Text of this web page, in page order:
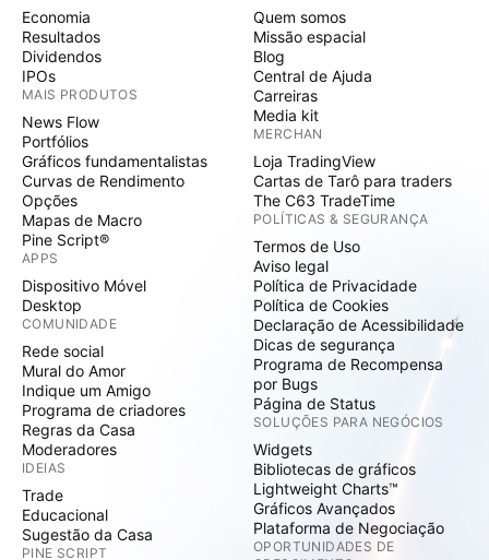
a dinâmica de máximas mais altas e mínimas mais
baixas dentro do alargamento, o cenário é de
volatilidade direcional intermitente, com
predominância de movimentos técnicos e menos
tendenciais. A perda da linha inferior ou superior da
formação tende a gerar deslocamento mais forte,
funcionando como gatilho para fluxo direcional mais
limpo. A formação de alargamento no mini dólar
reforça um ambiente de mercado sensível a fluxo e
notícia, exigindo leitura tática, disciplina na execução
e atenção redobrada às regiões extremas da
estrutura para tomada de decisão. No alargamento, o
trader deixa de buscar tendência e passa a explorar
extremos com gestão ativa, execução rápida e
leitura de fluxo. A vantagem não está em prever
direção, mas em reagir melhor que o mercado nas
zonas de desequilíbrio. Importante saber identificar
se seu operacional pode pode ser adaptado para
esse tipo de formação ou se a melhor opção é
aguardar a formação se descaracterizar. Bons
estudos, bons trades!
Economia
Resultados
Dividendos
IPOs
MAIS PRODUTOS
News Flow
Portfólios
Gráficos fundamentalistas
Curvas de Rendimento
Opções
Mapas de Macro
Pine Script®
APPS
Dispositivo Móvel
Desktop
COMUNIDADE
Rede social
Mural do Amor
Indique um Amigo
Programa de criadores
Regras da Casa
Moderadores
IDEIAS
Trade
Educacional
Sugestão da Casa
PINE SCRIPT
Quem somos
Missão espacial
Blog
Central de Ajuda
Carreiras
Media kit
MERCHAN
Loja TradingView
Cartas de Tarô para traders
The C63 TradeTime
POLÍTICAS & SEGURANÇA
Termos de Uso
Aviso legal
Política de Privacidade
Política de Cookies
Declaração de Acessibilidade
Dicas de segurança
Programa de Recompensa
por Bugs
Página de Status
SOLUÇÕES PARA NEGÓCIOS
Widgets
Bibliotecas de gráficos
Lightweight Charts™
Gráficos Avançados
Plataforma de Negociação
OPORTUNIDADES DE